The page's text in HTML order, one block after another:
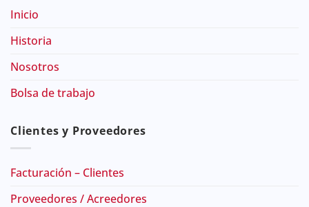
Inicio
Historia
Nosotros
Bolsa de trabajo
Clientes y Proveedores
Facturación – Clientes
Proveedores / Acreedores